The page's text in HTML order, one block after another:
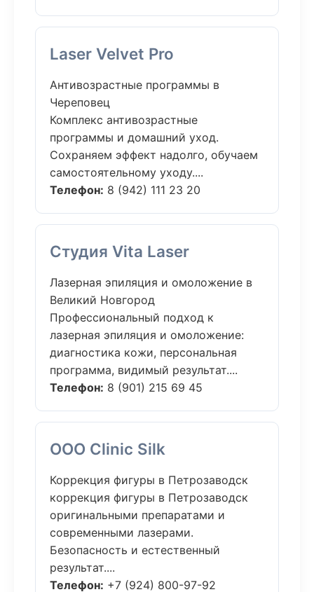
Laser Velvet Pro
Антивозрастные программы в
Череповец
Комплекс антивозрастные
программы и домашний уход.
Сохраняем эффект надолго, обучаем
самостоятельному уходу....
Телефон: 8 (942) 111 23 20
Студия Vita Laser
Лазерная эпиляция и омоложение в
Великий Новгород
Профессиональный подход к
лазерная эпиляция и омоложение:
диагностика кожи, персональная
программа, видимый результат....
Телефон: 8 (901) 215 69 45
ООО Clinic Silk
Коррекция фигуры в Петрозаводск
коррекция фигуры в Петрозаводск
оригинальными препаратами и
современными лазерами.
Безопасность и естественный
результат....
Телефон: +7 (924) 800-97-92